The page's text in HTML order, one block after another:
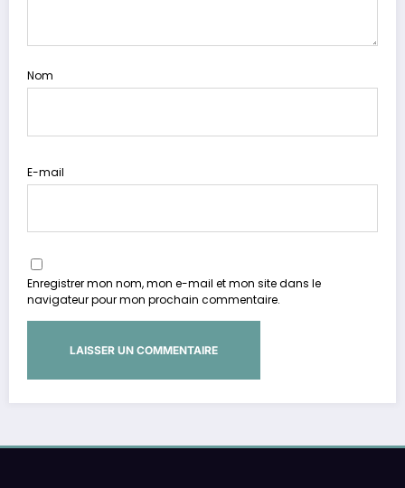
Nom
E-mail
Enregistrer mon nom, mon e-mail et mon site dans le
navigateur pour mon prochain commentaire.